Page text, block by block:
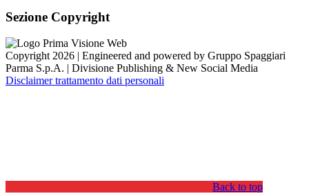
Sezione Copyright
Copyright 2026 | Engineered and powered by Gruppo Spaggiari
Parma S.p.A. | Divisione Publishing & New Social Media
Disclaimer trattamento dati personali
Back to top